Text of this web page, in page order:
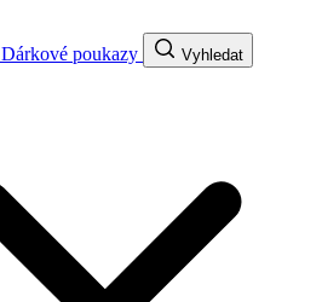
Dárkové poukazy Vyhledat